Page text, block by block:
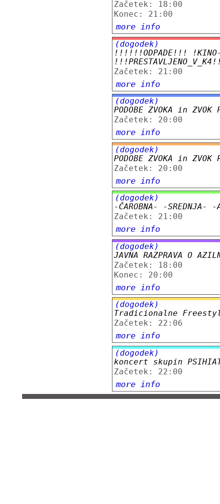
Začetek: 18:00
Konec: 21:00
more info
(dogodek)
!!!!!!ODPADE!!! !KINO-
Začetek: 21:00
more info
(dogodek)
PODOBE ZVOKA in
Začetek: 20:00
more info
(dogodek)
PODOBE ZVOKA in
Začetek: 20:00
more info
(dogodek)
-ČAROBNA- -
Začetek: 21:00
more info
(dogodek)
JAVNA RAZPRAVA O
Začetek: 18:00
Konec: 20:00
more info
(dogodek)
Tradicionalne
Začetek: 22:06
more info
(dogodek)
koncert skupin
Začetek: 22:00
more info